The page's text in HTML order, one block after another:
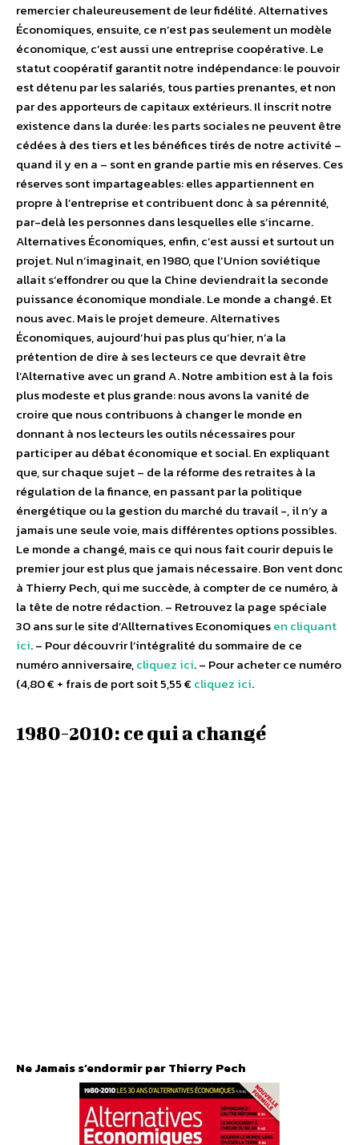
remercier chaleureusement de leur fidélité. Alternatives
Économiques, ensuite, ce n’est pas seulement un modèle
économique, c’est aussi une entreprise coopérative. Le
statut coopératif garantit notre indépendance: le pouvoir
est détenu par les salariés, tous parties prenantes, et non
par des apporteurs de capitaux extérieurs. Il inscrit notre
existence dans la durée: les parts sociales ne peuvent être
cédées à des tiers et les bénéfices tirés de notre activité –
quand il y en a – sont en grande partie mis en réserves. Ces
réserves sont impartageables: elles appartiennent en
propre à l’entreprise et contribuent donc à sa pérennité,
par-delà les personnes dans lesquelles elle s’incarne.
Alternatives Économiques, enfin, c’est aussi et surtout un
projet. Nul n’imaginait, en 1980, que l’Union soviétique
allait s’effondrer ou que la Chine deviendrait la seconde
puissance économique mondiale. Le monde a changé. Et
nous avec. Mais le projet demeure. Alternatives
Économiques, aujourd’hui pas plus qu’hier, n’a la
prétention de dire à ses lecteurs ce que devrait être
l’Alternative avec un grand A. Notre ambition est à la fois
plus modeste et plus grande: nous avons la vanité de
croire que nous contribuons à changer le monde en
donnant à nos lecteurs les outils nécessaires pour
participer au débat économique et social. En expliquant
que, sur chaque sujet – de la réforme des retraites à la
régulation de la finance, en passant par la politique
énergétique ou la gestion du marché du travail -, il n’y a
jamais une seule voie, mais différentes options possibles.
Le monde a changé, mais ce qui nous fait courir depuis le
premier jour est plus que jamais nécessaire. Bon vent donc
à Thierry Pech, qui me succède, à compter de ce numéro, à
la tête de notre rédaction. – Retrouvez la page spéciale
30 ans sur le site d’Allternatives Economiquesen cliquant
ici. – Pour découvrir l’intégralité du sommaire de ce
numéro anniversaire,cliquez ici. – Pour acheter ce numéro
(4,80 € + frais de port soit 5,55 € cliquez ici.
1980-2010: ce qui a changé
Ne Jamais s’endormir par Thierry Pech